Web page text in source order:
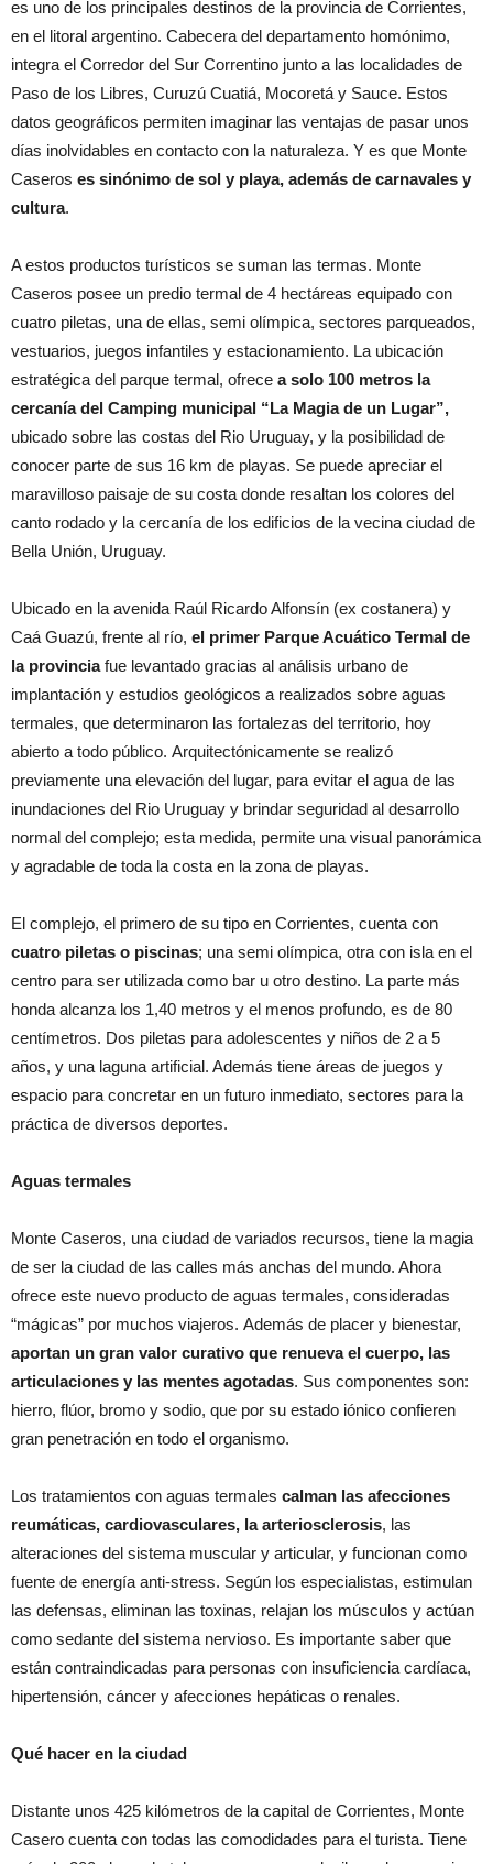
es uno de los principales destinos de la provincia de Corrientes,
en el litoral argentino. Cabecera del departamento homónimo,
integra el Corredor del Sur Correntino junto a las localidades de
Paso de los Libres, Curuzú Cuatiá, Mocoretá y Sauce. Estos
datos geográficos permiten imaginar las ventajas de pasar unos
días inolvidables en contacto con la naturaleza. Y es que Monte
Caseros es sinónimo de sol y playa, además de carnavales y
cultura.
A estos productos turísticos se suman las termas. Monte
Caseros posee un predio termal de 4 hectáreas equipado con
cuatro piletas, una de ellas, semi olímpica, sectores parqueados,
vestuarios, juegos infantiles y estacionamiento. La ubicación
estratégica del parque termal, ofrece a solo 100 metros la
cercanía del Camping municipal “La Magia de un Lugar”,
ubicado sobre las costas del Rio Uruguay, y la posibilidad de
conocer parte de sus 16 km de playas. Se puede apreciar el
maravilloso paisaje de su costa donde resaltan los colores del
canto rodado y la cercanía de los edificios de la vecina ciudad de
Bella Unión, Uruguay.
Ubicado en la avenida Raúl Ricardo Alfonsín (ex costanera) y
Caá Guazú, frente al río, el primer Parque Acuático Termal de
la provinciafue levantado gracias al análisis urbano de
implantación y estudios geológicos a realizados sobre aguas
termales, que determinaron las fortalezas del territorio, hoy
abierto a todo público. Arquitectónicamente se realizó
previamente una elevación del lugar, para evitar el agua de las
inundaciones del Rio Uruguay y brindar seguridad al desarrollo
normal del complejo; esta medida, permite una visual panorámica
y agradable de toda la costa en la zona de playas.
El complejo, el primero de su tipo en Corrientes, cuenta con
cuatro piletas o piscinas; una semi olímpica, otra con isla en el
centro para ser utilizada como bar u otro destino. La parte más
honda alcanza los 1,40 metros y el menos profundo, es de 80
centímetros. Dos piletas para adolescentes y niños de 2 a 5
años, y una laguna artificial. Además tiene áreas de juegos y
espacio para concretar en un futuro inmediato, sectores para la
práctica de diversos deportes.
Aguas termales
Monte Caseros, una ciudad de variados recursos, tiene la magia
de ser la ciudad de las calles más anchas del mundo. Ahora
ofrece este nuevo producto de aguas termales, consideradas
“mágicas” por muchos viajeros. Además de placer y bienestar,
aportan un gran valor curativo que renueva el cuerpo, las
articulaciones y las mentes agotadas. Sus componentes son:
hierro, flúor, bromo y sodio, que por su estado iónico confieren
gran penetración en todo el organismo.
Los tratamientos con aguas termales calman las afecciones
reumáticas, cardiovasculares, la arteriosclerosis, las
alteraciones del sistema muscular y articular, y funcionan como
fuente de energía anti-stress. Según los especialistas, estimulan
las defensas, eliminan las toxinas, relajan los músculos y actúan
como sedante del sistema nervioso. Es importante saber que
están contraindicadas para personas con insuficiencia cardíaca,
hipertensión, cáncer y afecciones hepáticas o renales.
Qué hacer en la ciudad
Distante unos 425 kilómetros de la capital de Corrientes, Monte
Casero cuenta con todas las comodidades para el turista. Tiene